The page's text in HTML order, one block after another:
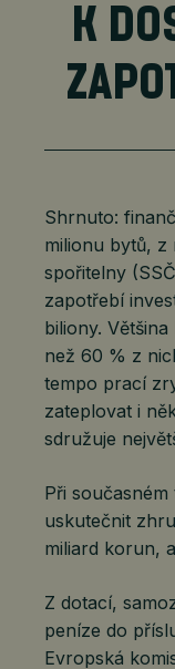
K
Shrnuto:
milionu bytů, z
spořitelny
zapotřebí
biliony.
než 60 % z
tempo prací
zateplovat i
sdružuje
Při
uskutečnit
miliard korun,
Z dotací,
peníze do
Evropská